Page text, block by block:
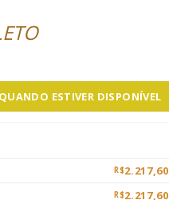
ESTIVER DISPONÍVEL
R$2.217,60
R$2.217,60